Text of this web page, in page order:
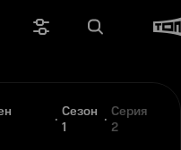
Сезон
1
Серия
2